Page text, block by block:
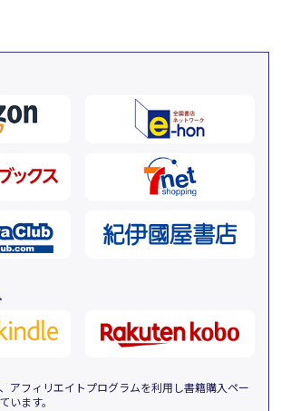
アフィリエイトプログラムを利用し書籍購入ペー
います。